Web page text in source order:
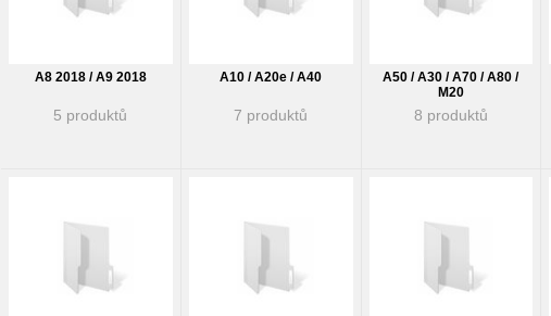
A8 2018 / A9 2018
5 produktů
A10 / A20e / A40
7 produktů
A50 / A30 / A70 / A80 /
M20
8 produktů